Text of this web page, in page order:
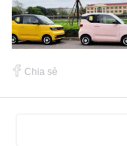
Chia sẻ